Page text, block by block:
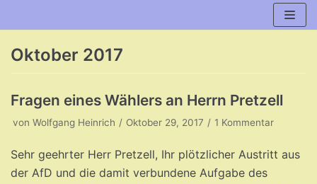
Oktober 2017
Fragen eines Wählers an Herrn Pretzell
von Wolfgang Heinrich Oktober 29, 2017 1 Kommentar
Sehr geehrter Herr Pretzell, Ihr plötzlicher Austritt aus
der AfD und die damit verbundene Aufgabe des